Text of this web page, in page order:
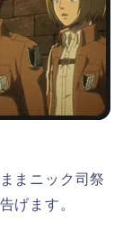
まニック司祭
げます。